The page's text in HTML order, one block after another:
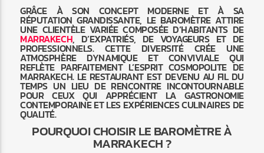
GRÂCE À SON CONCEPT MODERNE ET À SA
RÉPUTATION GRANDISSANTE, LE BAROMÈTRE ATTIRE
UNE CLIENTÈLE VARIÉE COMPOSÉE D’HABITANTS DE
MARRAKECH, D’EXPATRIÉS, DE VOYAGEURS ET DE
PROFESSIONNELS. CETTE DIVERSITÉ CRÉE UNE
ATMOSPHÈRE DYNAMIQUE ET CONVIVIALE QUI
REFLÈTE PARFAITEMENT L’ESPRIT COSMOPOLITE DE
MARRAKECH. LE RESTAURANT EST DEVENU AU FIL DU
TEMPS UN LIEU DE RENCONTRE INCONTOURNABLE
POUR CEUX QUI APPRÉCIENT LA GASTRONOMIE
CONTEMPORAINE ET LES EXPÉRIENCES CULINAIRES DE
QUALITÉ.
POURQUOI CHOISIR LE BAROMÈTRE À
MARRAKECH ?